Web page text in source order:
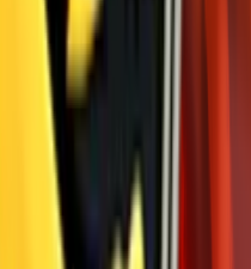
составляет от 0.06 до 0.8,
состояниях износа:
После полевых
в боях. StatTrak версия
впервые добавлен в CS2